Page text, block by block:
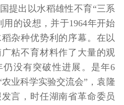
提出以水稻雄性不育“三系
的设想，并于1964年开始
杂种优势利的序幕。在以
粘不育材料作了大量的观
仍没有突破性进展。是年6
业科学实验交流会”，袁隆
言，时任湖南省革命委员